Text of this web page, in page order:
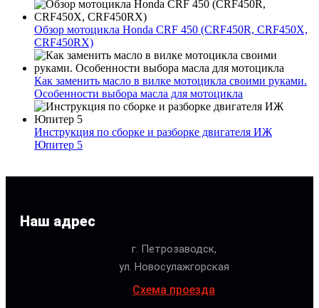
Обзор мотоцикла Honda CRF 450 (CRF450R, CRF450X,
CRF450RX)
Как заменить масло в вилке мотоцикла своими руками.
Особенности выбора масла для мотоцикла
Инструкция по сборке и разборке двигателя ИЖ
Юпитер 5
Наш адрес
г. Петрозаводск,
ул. Новосулажгорская
Схема проезда